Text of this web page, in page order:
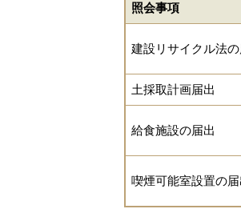
照会事項
建設リサイクル法の
土採取計画届出
給食施設の届出
喫煙可能室設置の届